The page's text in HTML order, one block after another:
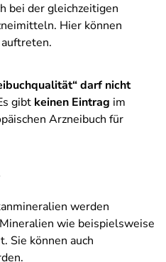
bei der gleichzeitigen
Hier können
auftreten.
darf nicht
gibt keinen Eintrag im
Arzneibuch für
werden
wie beispielsweise
Sie können auch